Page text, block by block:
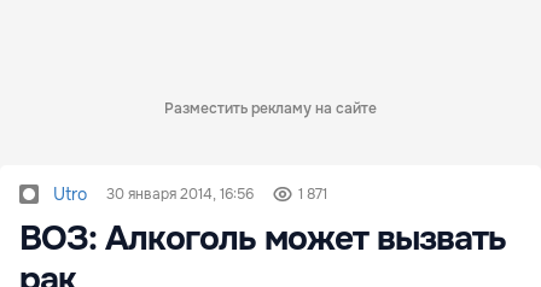
Разместить рекламу на сайте
Utro 30 января 2014, 16:56 1 871
ВОЗ: Алкоголь может вызвать